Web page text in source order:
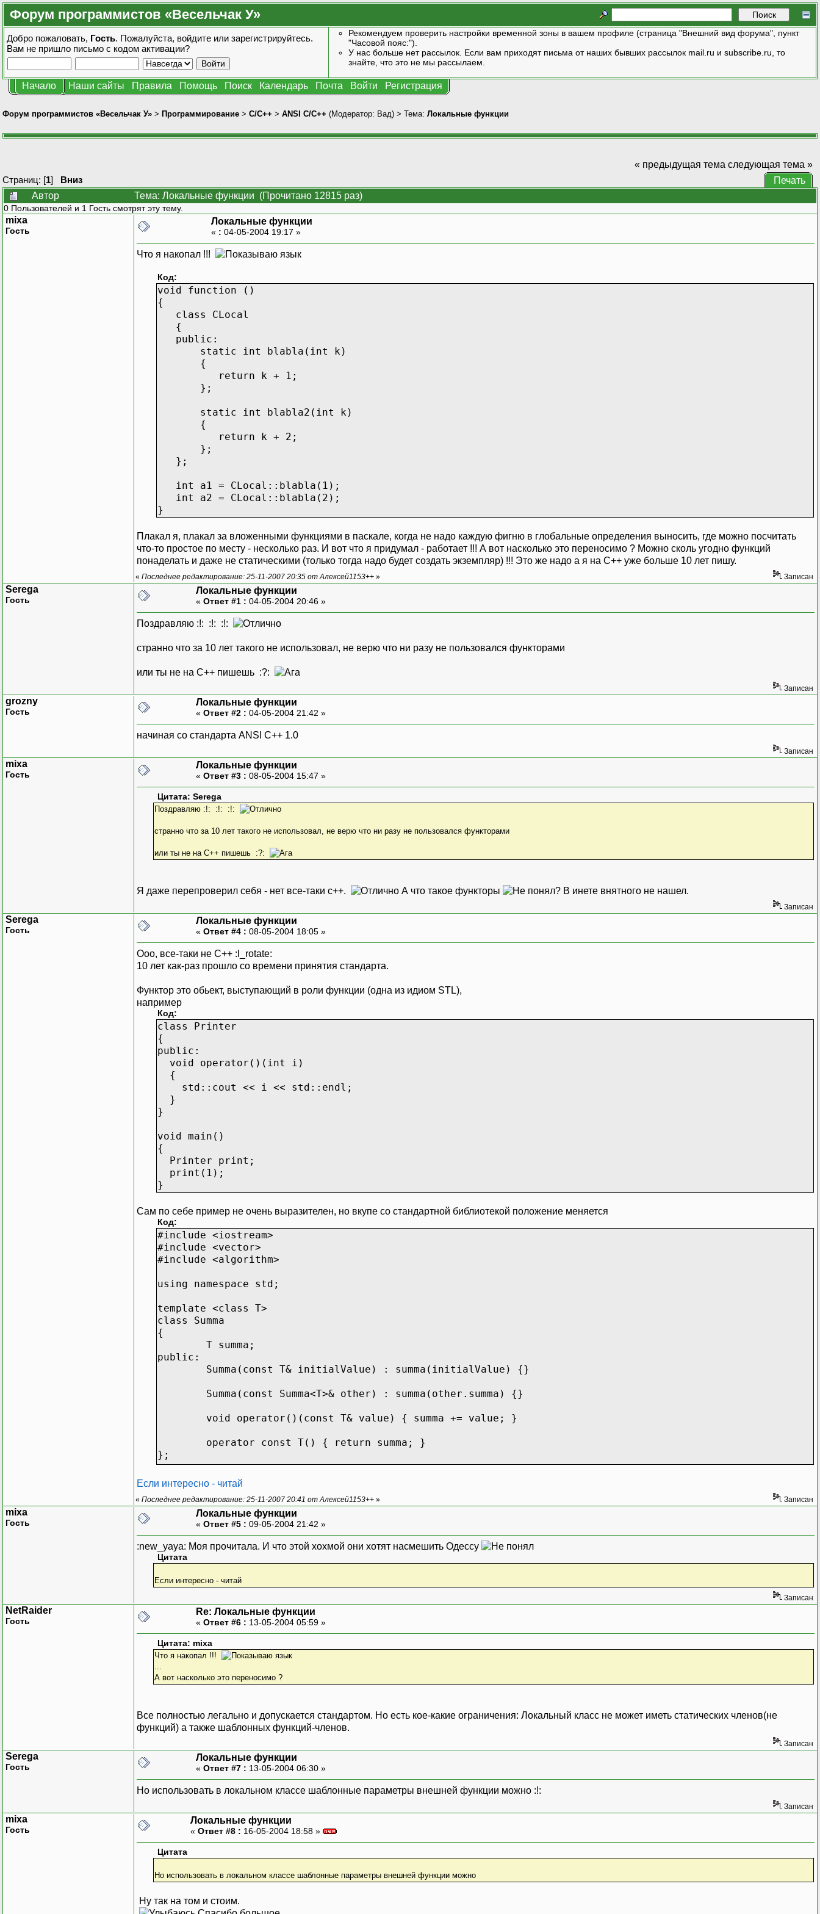
Форум программистов «Весельчак У»
Добро пожаловать, Гость. Пожалуйста, войдите или зарегистрируйтесь.
Вам не пришло письмо с кодом активации?
Рекомендуем проверить настройки временной зоны в вашем профиле (страница "Внешний вид форума", пункт
"Часовой пояс:").
У нас больше нет рассылок. Если вам приходят письма от наших бывших рассылок mail.ru и subscribe.ru, то
знайте, что это не мы рассылаем.
Начало Наши сайты Правила Помощь Поиск Календарь Почта Войти Регистрация
Форум программистов «Весельчак У» > Программирование > C/C++ > ANSI С/С++ (Модератор: Вад) > Тема: Локальные функции
Страниц: [1] Вниз
« предыдущая тема следующая тема »
Печать
Автор
Тема: Локальные функции (Прочитано 12815 раз)
0 Пользователей и 1 Гость смотрят эту тему.
mixa
Гость
Локальные функции
« : 04-05-2004 19:17 »
Что я накопал !!!
Код:
void function ()
{
class CLocal
{
public:
static int blabla(int k)
{
return k + 1;
};
static int blabla2(int k)
{
return k + 2;
};
};
int a1 = CLocal::blabla(1);
int a2 = CLocal::blabla(2);
}
Плакал я, плакал за вложенными функциями в паскале, когда не надо каждую фигню в глобальные определения выносить, где можно посчитать
что-то простое по месту - несколько раз. И вот что я придумал - работает !!! А вот насколько это переносимо ? Можно сколь угодно функций
понаделать и даже не статическими (только тогда надо будет создать экземпляр) !!! Это же надо а я на С++ уже больше 10 лет пишу.
« Последнее редактирование: 25-11-2007 20:35 от Алексей1153++ » Записан
Serega
Гость
Локальные функции
« Ответ #1 : 04-05-2004 20:46 »
Поздравляю :!: :!: :!:
странно что за 10 лет такого не использовал, не верю что ни разу не пользовался функторами
или ты не на С++ пишешь :?:
Записан
grozny
Гость
Локальные функции
« Ответ #2 : 04-05-2004 21:42 »
начиная со стандарта ANSI C++ 1.0
Записан
mixa
Гость
Локальные функции
« Ответ #3 : 08-05-2004 15:47 »
Цитата: Serega
Поздравляю :!: :!: :!:
странно что за 10 лет такого не использовал, не верю что ни разу не пользовался функторами
или ты не на С++ пишешь :?:
Я даже перепроверил себя - нет все-таки с++. А что такое функторы ? В инете внятного не нашел.
Записан
Serega
Гость
Локальные функции
« Ответ #4 : 08-05-2004 18:05 »
Ооо, все-таки не С++ :l_rotate:
10 лет как-раз прошло со времени принятия стандарта.
Функтор это обьект, выступающий в роли функции (одна из идиом STL),
например
Код:
class Printer
{
public:
void operator()(int i)
{
std::cout << i << std::endl;
}
}
void main()
{
Printer print;
print(1);
}
Сам по себе пример не очень выразителен, но вкупе со стандартной библиотекой положение меняется
Код:
#include <iostream>
#include <vector>
#include <algorithm>
using namespace std;
template <class T>
class Summa
{
T summa;
public:
Summa(const T& initialValue) : summa(initialValue) {}
Summa(const Summa<T>& other) : summa(other.summa) {}
void operator()(const T& value) { summa += value; }
operator const T() { return summa; }
};
template <class T>
class Average
{
long elems;
Summa<T> summa;
public:
Average() : elems(0), summa(0) {}
void operator()(const T& value)
{
summa(value);
}
operator const T() { return static_cast<T>(summa / static_cast<double>(elems)); }
};
void main()
vector<int> values;
for(int i = 0; i < 10; i++)
values.push_back(rand());
}
copy(values.begin(), values.end(), ostream_iterator<int>(cout, " "));
cout << "Summa = ";
cout << for_each(values.begin(), values.end(), Summa<int>(0));
cout << endl;
cout << "Average = ";
cout << endl;
Если интересно - читай
« Последнее редактирование: 25-11-2007 20:41 от Алексей1153++ » Записан
mixa
Гость
Локальные функции
« Ответ #5 : 09-05-2004 21:42 »
:new_yaya: Моя прочитала. И что этой хохмой они хотят насмешить Одессу
Цитата
Если интересно - читай
Записан
NetRaider
Гость
Re: Локальные функции
« Ответ #6 : 13-05-2004 05:59 »
Цитата: mixa
Что я накопал !!!
А вот насколько это переносимо ?
Все полностью легально и допускается стандартом. Но есть кое-какие ограничения: Локальный класс не может иметь статических членов(не
функций) а также шаблонных функций-членов.
Записан
Serega
Гость
Локальные функции
« Ответ #7 : 13-05-2004 06:30 »
Но использовать в локальном классе шаблонные параметры внешней функции можно :!:
Записан
mixa
Гость
Локальные функции
« Ответ #8 : 16-05-2004 18:58 »
Цитата
Но использовать в локальном классе шаблонные параметры внешней функции можно
Ну так на том и стоим.